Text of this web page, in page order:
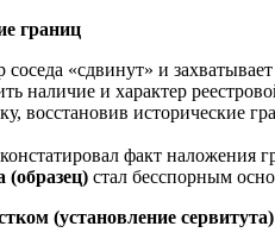
границ
«сдвинут» и
наличие и характер
восстановив
факт
(образец) стал бесспорным
(установление сервитута)